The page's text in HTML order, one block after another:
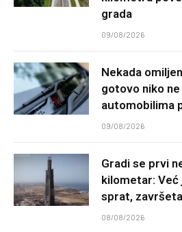
grada
09/08/2026
Nekada
gotovo niko ne
automobilima
09/08/2026
Gradi se prvi
kilometar: Već
sprat,
08/08/2026